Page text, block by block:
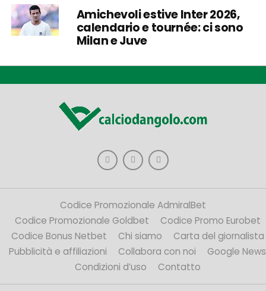
Amichevoli estive Inter 2026,
calendario e tournée: ci sono
Milan e Juve
Codice Promozionale AdmiralBet
Codice Promozionale Goldbet
Codice Promo Eurobet
Codice Bonus Netbet
Chi siamo
Carta del giornalista
Pubblicità e affiliazioni
Collabora con noi
Google News
Condizioni d’uso
Contatto